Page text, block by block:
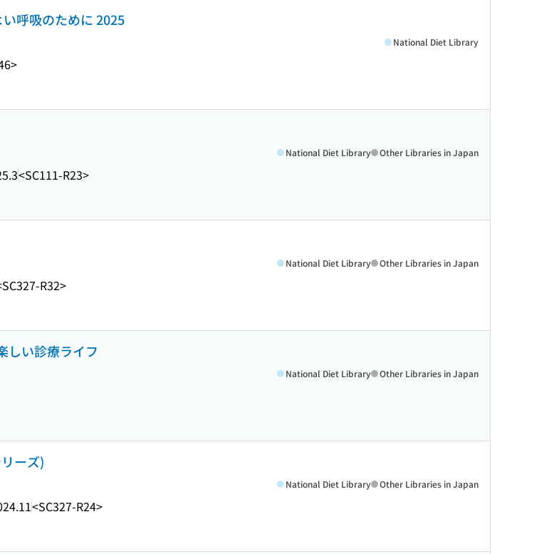
呼吸のために 2025
National Diet Library
<SC111-R23>
National Diet Library Other Libraries in Japan
R32>
National Diet Library Other Libraries in Japan
しい診療ライフ
National Diet Library Other Libraries in Japan
ーズ)
<SC327-R24>
National Diet Library Other Libraries in Japan